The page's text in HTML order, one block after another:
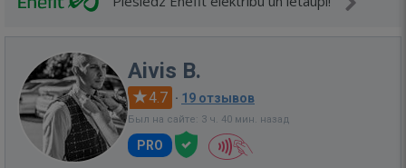
Aivis B.
4.7 · 19 отзывов
Был на сайте: 3 ч. 40 мин. назад
PRO